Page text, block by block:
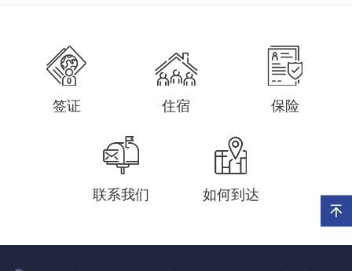
签证 住宿 保险
联系我们 如何到达